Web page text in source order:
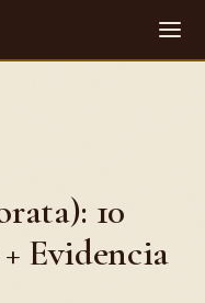
10
Evidencia